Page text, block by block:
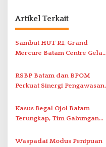
g
a
s
i
o
Artikel Terkait
Sambut HUT RI, Grand
Mercure Batam Centre Gelar
Nusantara’
RSBP Batam dan BPOM
Perkuat Sinergi Pengawasan
Pelayanan Kefarmasian
Kasus Begal Ojol Batam
Terungkap, Tim Gabungan
Simpang Dam
Waspadai Modus Penipuan